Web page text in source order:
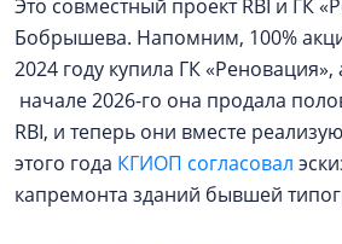
Это совместный проект RBI и ГК
Бобрышева. Напомним, 100%
2024 году купила ГК «Реновация»,
начале 2026-го она продала
RBI, и теперь они вместе
этого года КГИОП согласовал
капремонта зданий бывшей